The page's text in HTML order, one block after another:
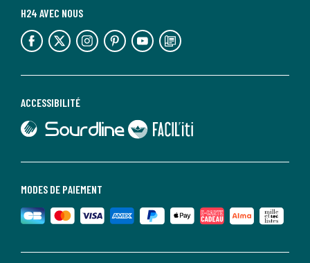
MODES DE PAIEMENT
ACCESSIBILITÉ
lien vers Sourdline
lien vers Faciliti
H24 AVEC NOUS
lien vers l'espace réseaux sociaux lien vers l'espace réseaux sociaux lien vers l'espace réseaux sociaux lien vers l'espace réseaux sociaux lien vers l'espace réseaux sociaux lien vers le blog la redoute